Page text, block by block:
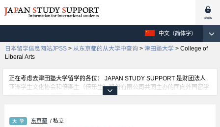
中文（简体字）
日本留学信息网站JPSS > 从东京都的从大学中查询 > 津田塾大学 > College of
Liberal Arts
正在考虑去津田塾大学留学的各位： JAPAN STUDY SUPPORT 是财团法人
亚洲学生文化协会和倍楽生（倍乐生）股份有限公司共同主办的面向外国留学
生的日本留学信息网。 津田塾大学的College of Liberal Arts 学部、College of
着约1300条大学、大学院、短大、专门学校正在招收留学生的信息。
东京都 / 私立